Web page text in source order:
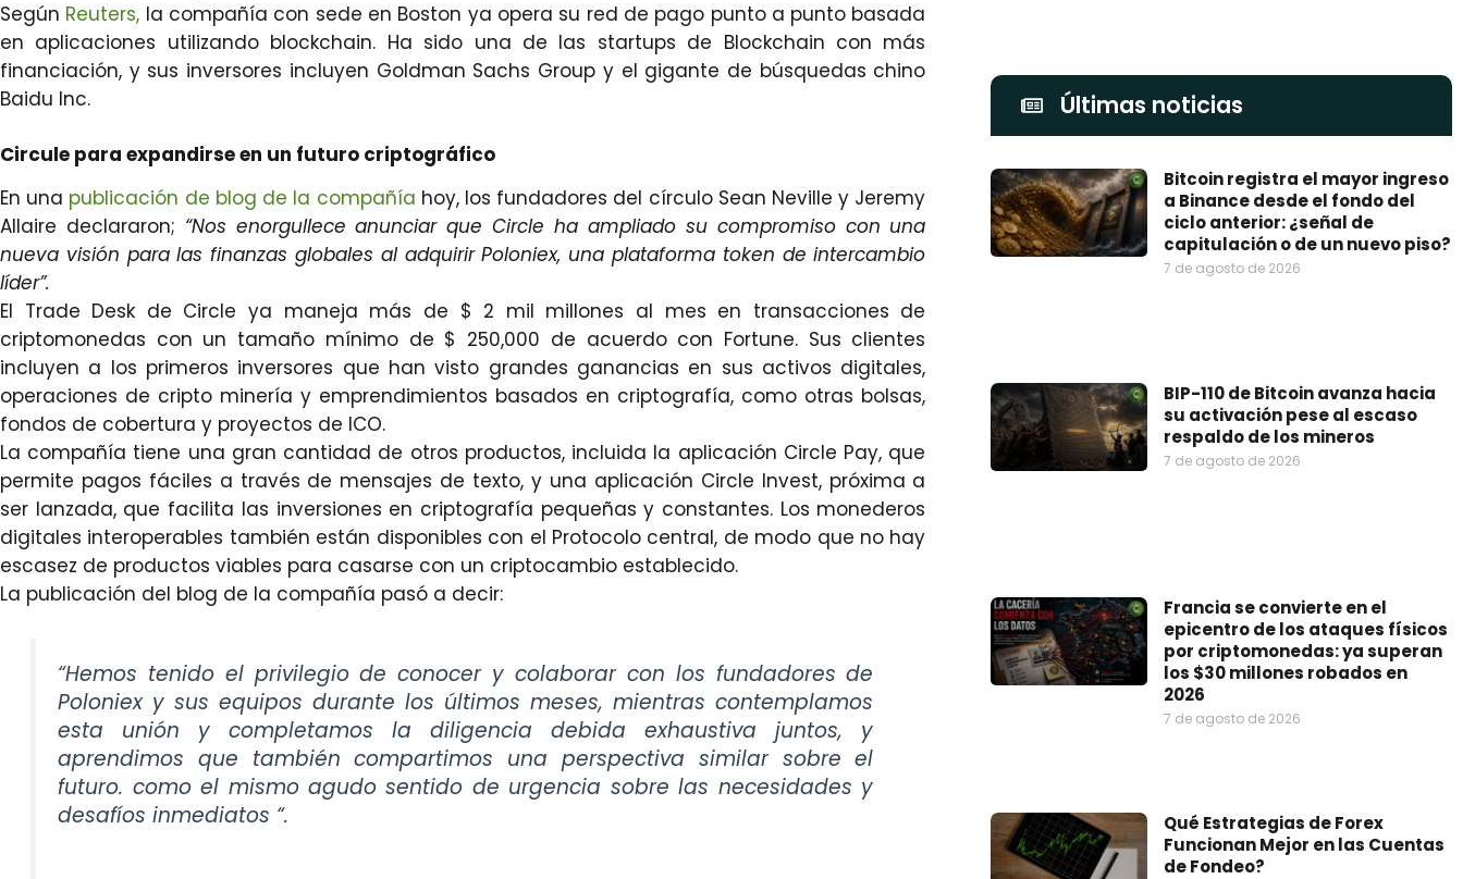
Según Reuters, la compañía con sede en Boston ya opera su red de pago punto a punto basada
en aplicaciones utilizando blockchain. Ha sido una de las startups de Blockchain con más
financiación, y sus inversores incluyen Goldman Sachs Group y el gigante de búsquedas chino
Baidu Inc.
Circule para expandirse en un futuro criptográfico
En una publicación de blog de la compañía hoy, los fundadores del círculo Sean Neville y Jeremy
Allaire declararon; “Nos enorgullece anunciar que Circle ha ampliado su compromiso con una
nueva visión para las finanzas globales al adquirir Poloniex, una plataforma token de intercambio
líder”.
El Trade Desk de Circle ya maneja más de $ 2 mil millones al mes en transacciones de
criptomonedas con un tamaño mínimo de $ 250,000 de acuerdo con Fortune. Sus clientes
incluyen a los primeros inversores que han visto grandes ganancias en sus activos digitales,
operaciones de cripto minería y emprendimientos basados ​​en criptografía, como otras bolsas,
fondos de cobertura y proyectos de ICO.
La compañía tiene una gran cantidad de otros productos, incluida la aplicación Circle Pay, que
permite pagos fáciles a través de mensajes de texto, y una aplicación Circle Invest, próxima a
ser lanzada, que facilita las inversiones en criptografía pequeñas y constantes. Los monederos
digitales interoperables también están disponibles con el Protocolo central, de modo que no hay
escasez de productos viables para casarse con un criptocambio establecido.
La publicación del blog de la compañía pasó a decir:
“Hemos tenido el privilegio de conocer y colaborar con los fundadores de
Poloniex y sus equipos durante los últimos meses, mientras contemplamos
esta unión y completamos la diligencia debida exhaustiva juntos, y
aprendimos que también compartimos una perspectiva similar sobre el
futuro. como el mismo agudo sentido de urgencia sobre las necesidades y
desafíos inmediatos “.
Últimas noticias
Bitcoin registra el mayor ingreso
a Binance desde el fondo del
ciclo anterior: ¿señal de
capitulación o de un nuevo piso?
7 de agosto de 2026
BIP-110 de Bitcoin avanza hacia
su activación pese al escaso
respaldo de los mineros
7 de agosto de 2026
Francia se convierte en el
epicentro de los ataques físicos
por criptomonedas: ya superan
los $30 millones robados en
2026
7 de agosto de 2026
Qué Estrategias de Forex
Funcionan Mejor en las Cuentas
de Fondeo?